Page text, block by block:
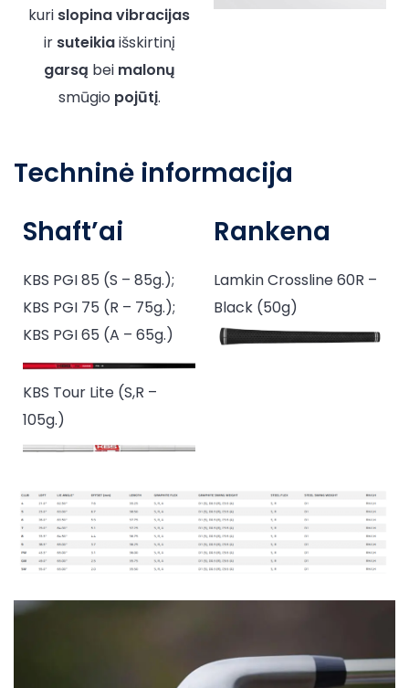
kuri slopinavibracijas
ir suteikiaišskirtinį
garsą bei malonų
smūgio pojūtį.
Techninė informacija
Shaft’ai
KBS PGI 85 (S – 85g.);
KBS PGI 75 (R – 75g.);
KBS PGI 65 (A – 65g.)
KBS Tour Lite (S,R –
105g.)
Rankena
Lamkin Crossline 60R –
Black (50g)